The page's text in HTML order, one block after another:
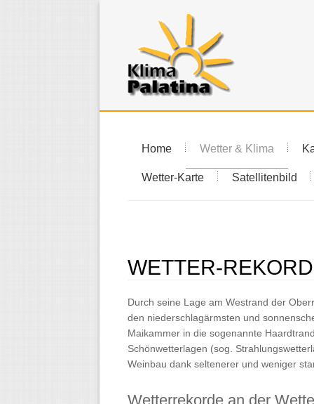
Home Wetter & Klima
Wetter-Karte Satellitenbild
WETTER-
Durch seine Lage am Westrand der
den niederschlagärmsten und
Maikammer in die sogenannte
Schönwetterlagen (sog.
Weinbau dank seltenerer und weniger
Wetterrekorde an der